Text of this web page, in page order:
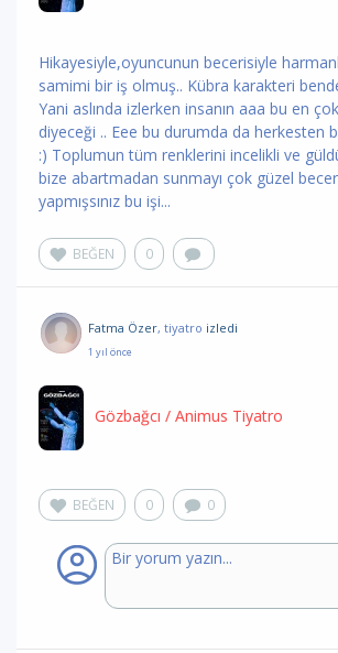
Hikayesiyle,oyuncunun becerisiyle
samimi bir iş olmuş.. Kübra karakteri
Yani aslında izlerken insanın aaa bu en
diyeceği .. Eee bu durumda da herkesten
:) Toplumun tüm renklerini incelikli ve
bize abartmadan sunmayı çok güzel
yapmışsınız bu işi...
BEĞEN 0
Fatma Özer, tiyatro izledi
1 yıl önce
Gözbağcı / Animus Tiyatro
BEĞEN 0 0